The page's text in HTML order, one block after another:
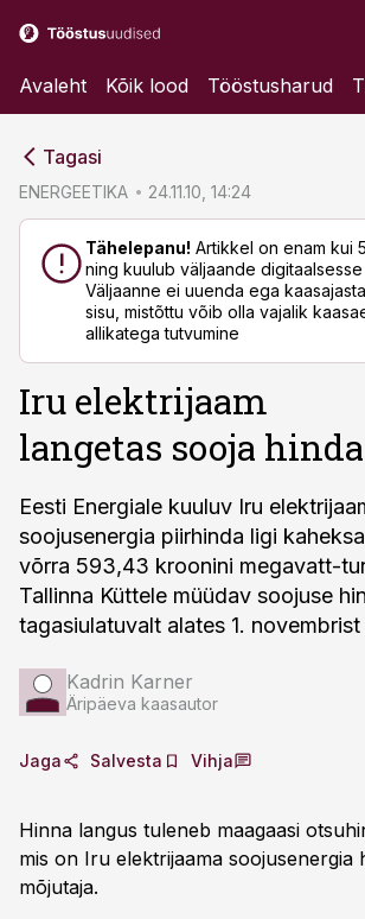
Avaleht Kõik lood Tööstusharud
Tagasi
ENERGEETIKA 24.11.10, 14:24
Tähelepanu! Artikkel on enam kui
ning kuulub väljaande digitaalsesse
Väljaanne ei uuenda ega
sisu, mistõttu võib olla vajalik
allikatega tutvumine
Iru elektrijaam
langetas sooja hinda
Eesti Energiale kuuluv Iru
soojusenergia piirhinda ligi
võrra 593,43 kroonini megavatt-
Tallinna Küttele müüdav soojuse
tagasiulatuvalt alates 1. novembrist
Kadrin Karner
Äripäeva kaasautor
Jaga Salvesta Vihja
Hinna langus tuleneb maagaasi
mis on Iru elektrijaama soojusenergia
mõjutaja.